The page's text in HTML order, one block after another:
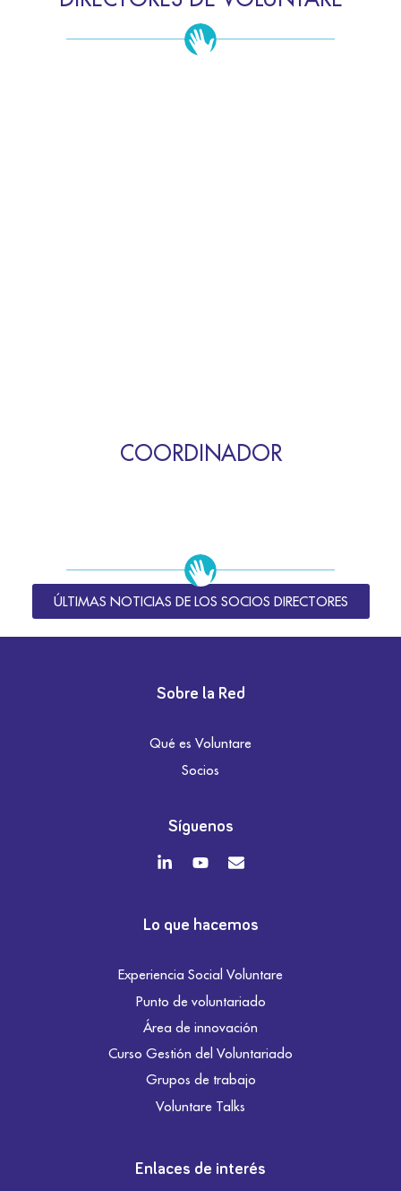
COORDINADOR
ÚLTIMAS NOTICIAS DE LOS SOCIOS DIRECTORES
Sobre la Red
Qué es Voluntare
Socios
Síguenos
Lo que hacemos
Experiencia Social Voluntare
Punto de voluntariado
Área de innovación
Curso Gestión del Voluntariado
Grupos de trabajo
Voluntare Talks
Enlaces de interés